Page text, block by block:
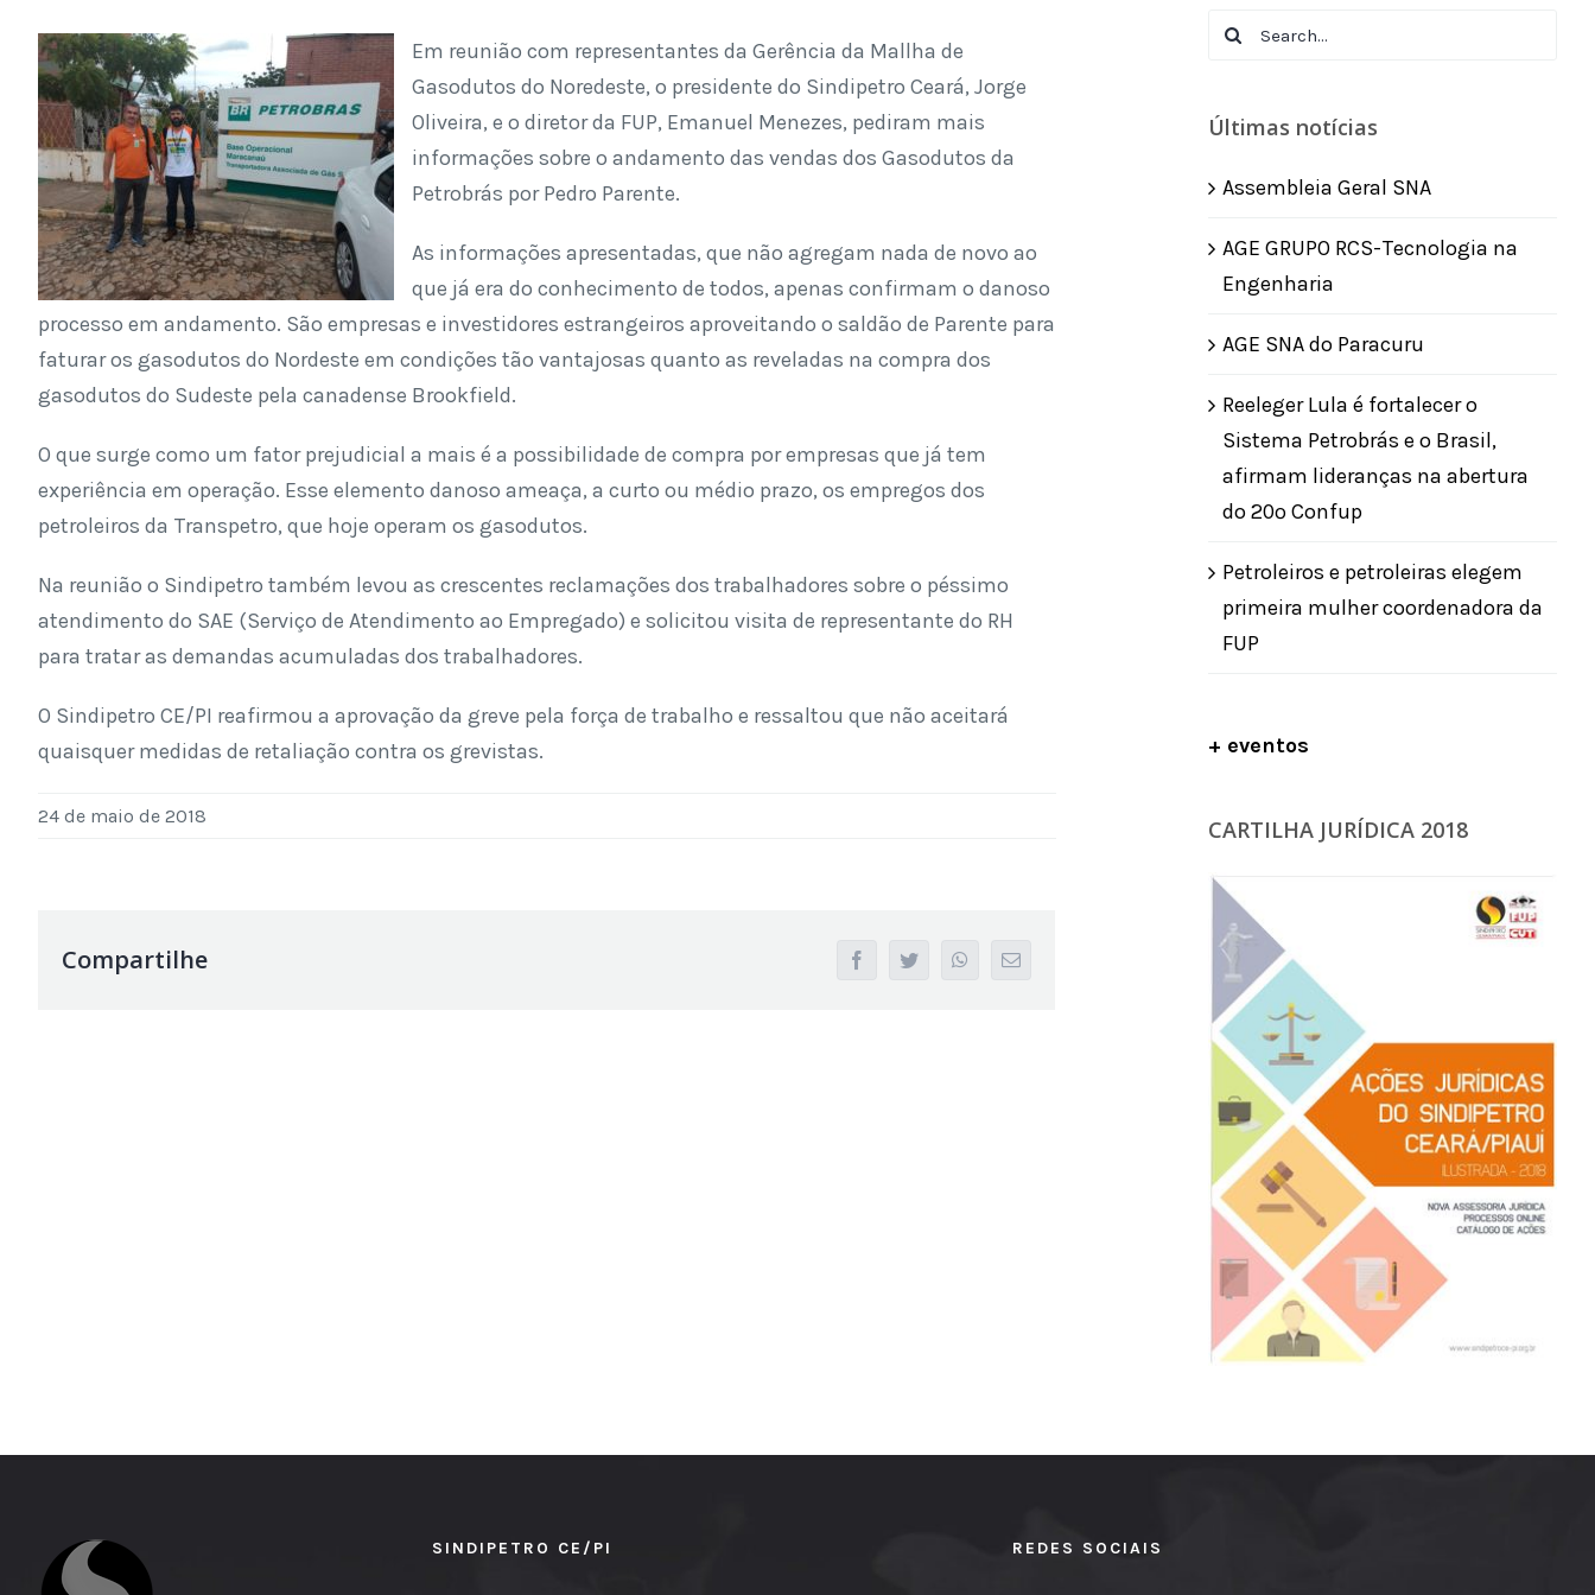
Em reunião com representantes da Gerência da Mallha de
Gasodutos do Noredeste, o presidente do Sindipetro Ceará, Jorge
Oliveira, e o diretor da FUP, Emanuel Menezes, pediram mais
informações sobre o andamento das vendas dos Gasodutos da
Petrobrás por Pedro Parente.
As informações apresentadas, que não agregam nada de novo ao
que já era do conhecimento de todos, apenas confirmam o danoso
processo em andamento. São empresas e investidores estrangeiros aproveitando o saldão de Parente para
faturar os gasodutos do Nordeste em condições tão vantajosas quanto as reveladas na compra dos
gasodutos do Sudeste pela canadense Brookfield.
O que surge como um fator prejudicial a mais é a possibilidade de compra por empresas que já tem
experiência em operação. Esse elemento danoso ameaça, a curto ou médio prazo, os empregos dos
petroleiros da Transpetro, que hoje operam os gasodutos.
Na reunião o Sindipetro também levou as crescentes reclamações dos trabalhadores sobre o péssimo
atendimento do SAE (Serviço de Atendimento ao Empregado) e solicitou visita de representante do RH
para tratar as demandas acumuladas dos trabalhadores.
O Sindipetro CE/PI reafirmou a aprovação da greve pela força de trabalho e ressaltou que não aceitará
quaisquer medidas de retaliação contra os grevistas.
24 de maio de 2018
Compartilhe facebooktwitter whatsappEmail
Search
Últimas notícias
Assembleia Geral SNA
AGE GRUPO RCS-Tecnologia na
Engenharia
AGE SNA do Paracuru
Reeleger Lula é fortalecer o
Sistema Petrobrás e o Brasil,
afirmam lideranças na abertura
do 20º Confup
Petroleiros e petroleiras elegem
primeira mulher coordenadora da
FUP
+ eventos
CARTILHA JURÍDICA 2018
SINDIPETRO CE/PI REDES SOCIAIS